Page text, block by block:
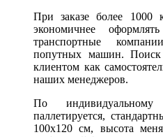
При заказе более 1000
экономичнее
транспортные
попутных машин. Поиск
клиентом как
наших менеджеров.
По индивидуальному
паллетируется,
100х120 см, высота